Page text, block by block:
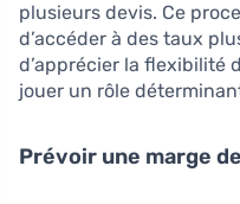
plusieurs devis. Ce
d’accéder à des taux
d’apprécier la flexibilité
jouer un rôle
Prévoir une marge